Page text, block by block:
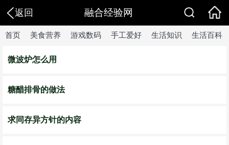
返回 融合经验网
首页 美食营养 游戏数码 手工爱好 生活知识 生活百科
微波炉怎么用
糖醋排骨的做法
求同存异方针的内容